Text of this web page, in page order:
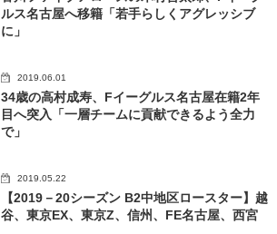
ルス名古屋へ移籍「若手らしくアグレッシブ
に」
2019.06.01
34歳の高村成寿、Fイーグルス名古屋在籍2年
目へ突入「一層チームに貢献できるよう全力
で」
2019.05.22
【2019－20シーズン B2中地区ロースター】越
谷、東京EX、東京Z、信州、FE名古屋、西宮